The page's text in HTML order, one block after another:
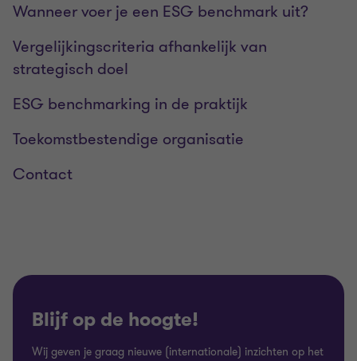
Wanneer voer je een ESG benchmark uit?
Vergelijkingscriteria afhankelijk van
strategisch doel
ESG benchmarking in de praktijk
Toekomstbestendige organisatie
Contact
Blijf op de hoogte!
Wij geven je graag nieuwe (internationale) inzichten op het